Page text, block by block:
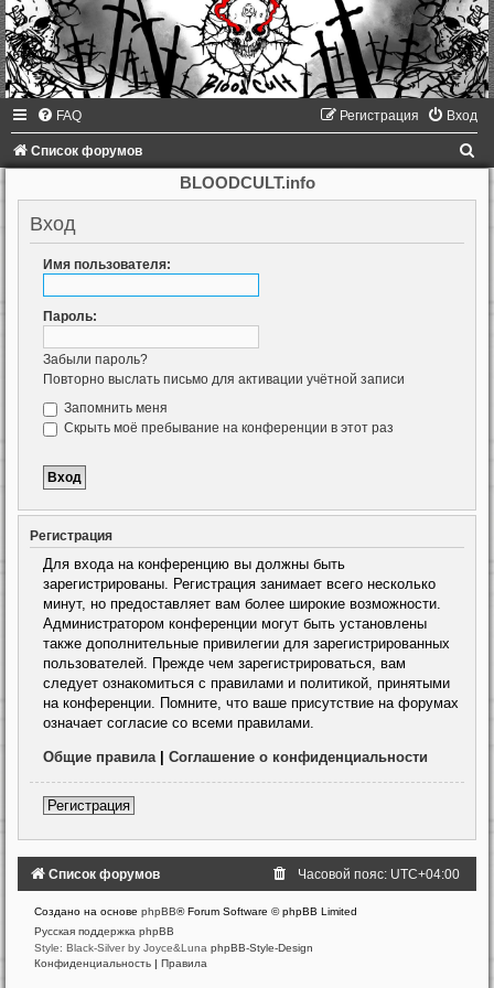
FAQ Вход
Регистрация
Список форумов
BLOODCULT.info
Вход
Имя пользователя:
Пароль:
Забыли пароль?
Повторно выслать письмо для активации учётной записи
Запомнить меня
Скрыть моё пребывание на конференции в этот раз
Регистрация
Для входа на конференцию вы должны быть
зарегистрированы. Регистрация занимает всего несколько
минут, но предоставляет вам более широкие возможности.
Администратором конференции могут быть установлены
также дополнительные привилегии для зарегистрированных
пользователей. Прежде чем зарегистрироваться, вам
следует ознакомиться с правилами и политикой, принятыми
на конференции. Помните, что ваше присутствие на форумах
означает согласие со всеми правилами.
Общие правила| Соглашение о конфиденциальности
Регистрация
Список форумов Часовой пояс: UTC+04:00
Создано на основе phpBB® Forum Software © phpBB Limited
Русская поддержка phpBB
Style: Black-Silver by Joyce&Luna phpBB-Style-Design
Конфиденциальность
Правила